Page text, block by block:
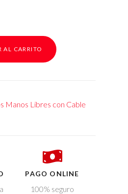
AL CARRITO
Manos Libres con Cable
PAGO ONLINE
100% seguro